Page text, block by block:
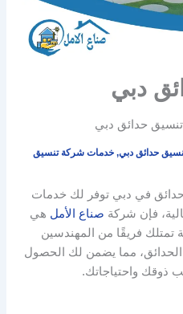
دبي
حدائق دبي
حدائق دبي,خدمات شركة تنسيق
في دبي توفر لك خدمات
فإن شركة صناع الأمل هي
تمتلك فريقًا من المهندسين
مما يضمن لك الحصول
ذوقك واحتياجاتك.